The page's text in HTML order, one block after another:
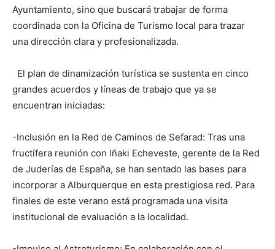
Ayuntamiento, sino que buscará trabajar de forma
coordinada con la Oficina de Turismo local para trazar
una dirección clara y profesionalizada.
El plan de dinamización turística se sustenta en cinco
grandes acuerdos y líneas de trabajo que ya se
encuentran iniciadas:
-Inclusión en la Red de Caminos de Sefarad: Tras una
fructífera reunión con Iñaki Echeveste, gerente de la Red
de Juderías de España, se han sentado las bases para
incorporar a Alburquerque en esta prestigiosa red. Para
finales de este verano está programada una visita
institucional de evaluación a la localidad.